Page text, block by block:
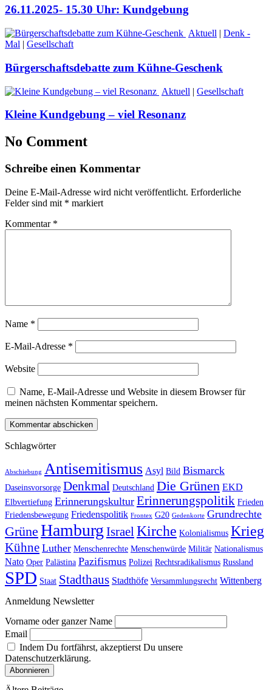
26.11.2025- 15.30 Uhr: Kundgebung
Aktuell | Denk -
Mal | Gesellschaft
Bürgerschaftsdebatte zum Kühne-Geschenk
Aktuell | Gesellschaft
Kleine Kundgebung – viel Resonanz
No Comment
Schreibe einen Kommentar
Deine E-Mail-Adresse wird nicht veröffentlicht. Erforderliche
Felder sind mit * markiert
Kommentar *
Name *
E-Mail-Adresse *
Website
Name, E-Mail-Adresse und Website in diesem Browser für
meinen nächsten Kommentar speichern.
Schlagwörter
Abschiebung Antisemitismus Asyl Bild Bismarck
Daseinsvorsorge Denkmal Deutschland Die Grünen EKD
Elbvertiefung Erinnerungskultur Erinnerungspolitik Frieden
Friedensbewegung Friedenspolitik Frontex G20 Gedenkorte Grundrechte
Grüne Hamburg IsraelKirche Kolonialismus Krieg
Kühne Luther Menschenrechte Menschenwürde Militär Nationalismus
Nato Oper Palästina Pazifismus Polizei Rechtsradikalismus Russland
SPD Staat Stadthaus Stadthöfe Versammlungsrecht Wittenberg
Anmeldung Newsletter
Vorname oder ganzer Name
Email
Indem Du fortfährst, akzeptierst Du unsere
Datenschutzerklärung.